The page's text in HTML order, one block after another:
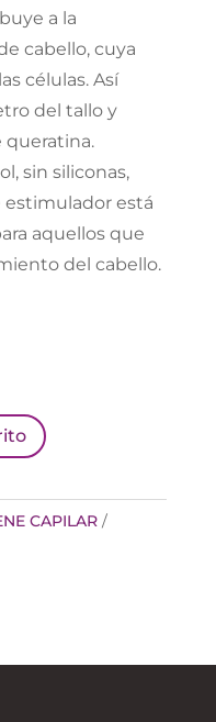
a la
cabello, cuya
células. Así
del tallo y
queratina.
sin siliconas,
estimulador está
aquellos que
del cabello.
CAPILAR